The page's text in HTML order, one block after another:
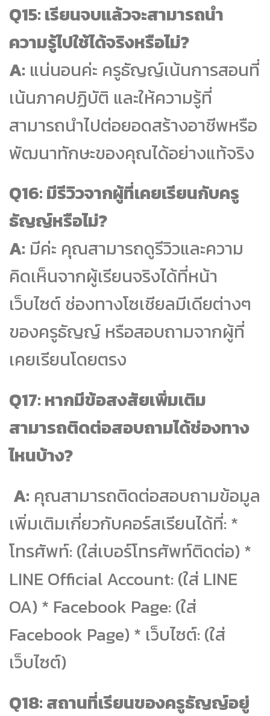
Q15: เรียนจบแล้วจะสามารถนำ
ความรู้ไปใช้ได้จริงหรือไม่?
A: แน่นอนค่ะ ครูธัญญ์เน้นการสอนที่
เน้นภาคปฏิบัติ และให้ความรู้ที่
สามารถนำไปต่อยอดสร้างอาชีพหรือ
พัฒนาทักษะของคุณได้อย่างแท้จริง
Q16: มีรีวิวจากผู้ที่เคยเรียนกับครู
ธัญญ์หรือไม่?
A: มีค่ะ คุณสามารถดูรีวิวและความ
คิดเห็นจากผู้เรียนจริงได้ที่หน้า
เว็บไซต์ ช่องทางโซเชียลมีเดียต่างๆ
ของครูธัญญ์ หรือสอบถามจากผู้ที่
เคยเรียนโดยตรง
Q17: หากมีข้อสงสัยเพิ่มเติม
สามารถติดต่อสอบถามได้ช่องทาง
ไหนบ้าง?
A: คุณสามารถติดต่อสอบถามข้อมูล
เพิ่มเติมเกี่ยวกับคอร์สเรียนได้ที่: *
โทรศัพท์: (ใส่เบอร์โทรศัพท์ติดต่อ) *
LINE Official Account: (ใส่ LINE
OA) * Facebook Page: (ใส่
Facebook Page) * เว็บไซต์: (ใส่
เว็บไซต์)
Q18: สถานที่เรียนของครูธัญญ์อยู่